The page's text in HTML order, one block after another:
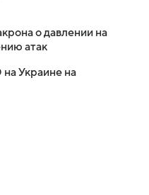
о давлении на
атак
Украине на